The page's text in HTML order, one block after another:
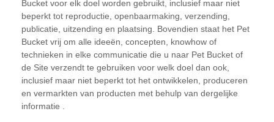
Bucket voor elk doel worden gebruikt, inclusief maar niet
beperkt tot reproductie, openbaarmaking, verzending,
publicatie, uitzending en plaatsing. Bovendien staat het Pet
Bucket vrij om alle ideeën, concepten, knowhow of
technieken in elke communicatie die u naar Pet Bucket of
de Site verzendt te gebruiken voor welk doel dan ook,
inclusief maar niet beperkt tot het ontwikkelen, produceren
en vermarkten van producten met behulp van dergelijke
informatie .